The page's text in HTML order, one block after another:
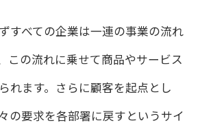
すべての企業は一連の事業の流れ
この流れに乗せて商品やサービス
れます。さらに顧客を起点とし
の要求を各部署に戻すというサイ